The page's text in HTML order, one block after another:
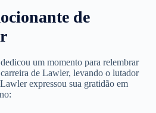
de
um momento para relembrar
de Lawler, levando o lutador
expressou sua gratidão em